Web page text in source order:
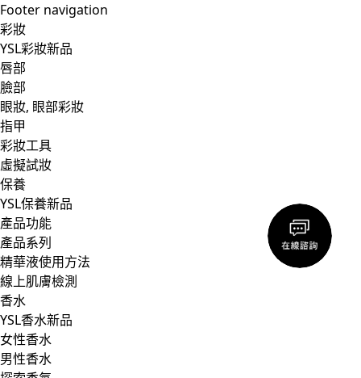
Footer navigation
彩妝
YSL彩妝新品
唇部
臉部
眼妝, 眼部彩妝
指甲
彩妝工具
虛擬試妝
保養
YSL保養新品
產品功能
產品系列
精華液使用方法
線上肌膚檢測
香水
YSL香水新品
女性香水
男性香水